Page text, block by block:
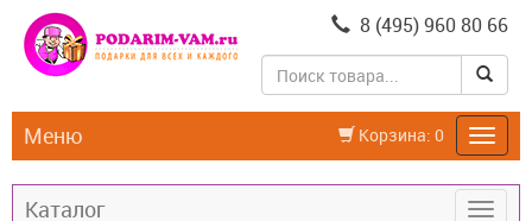
8 (495) 960 80 66
Корзина: 0
Меню
Каталог